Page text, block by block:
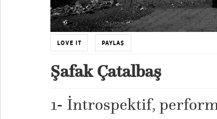
LOVE IT PAYLAŞ
Şafak Çatalbaş
1- İntrospektif,